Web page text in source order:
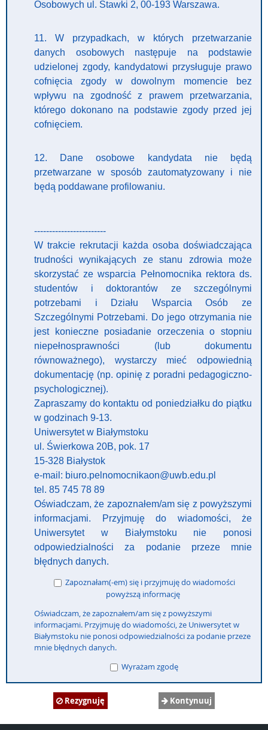
Osobowych ul. Stawki 2, 00-193 Warszawa.
11. W przypadkach, w których przetwarzanie
danych osobowych następuje na podstawie
udzielonej zgody, kandydatowi przysługuje prawo
cofnięcia zgody w dowolnym momencie bez
wpływu na zgodność z prawem przetwarzania,
którego dokonano na podstawie zgody przed jej
cofnięciem.
12. Dane osobowe kandydata nie będą
przetwarzane w sposób zautomatyzowany i nie
będą poddawane profilowaniu.
------------------------
W trakcie rekrutacji każda osoba doświadczająca
trudności wynikających ze stanu zdrowia może
skorzystać ze wsparcia Pełnomocnika rektora ds.
studentów i doktorantów ze szczególnymi
potrzebami i Działu Wsparcia Osób ze
Szczególnymi Potrzebami. Do jego otrzymania nie
jest konieczne posiadanie orzeczenia o stopniu
niepełnosprawności (lub dokumentu
równoważnego), wystarczy mieć odpowiednią
dokumentację (np. opinię z poradni pedagogiczno-
psychologicznej).
Zapraszamy do kontaktu od poniedziałku do piątku
w godzinach 9-13.
Uniwersytet w Białymstoku
ul. Świerkowa 20B, pok. 17
15-328 Białystok
e-mail: biuro.pelnomocnikaon@uwb.edu.pl
tel. 85 745 78 89
Oświadczam, że zapoznałem/am się z powyższymi
informacjami. Przyjmuję do wiadomości, że
Uniwersytet w Białymstoku nie ponosi
odpowiedzialności za podanie przeze mnie
błędnych danych.
Zapoznałam(-em) się i przyjmuję do wiadomości
powyższą informację
Oświadczam, że zapoznałem/am się z powyższymi
informacjami. Przyjmuję do wiadomości, że Uniwersytet w
Białymstoku nie ponosi odpowiedzialności za podanie przeze
mnie błędnych danych.
Wyrażam zgodę
Rezygnuję Kontynuuj